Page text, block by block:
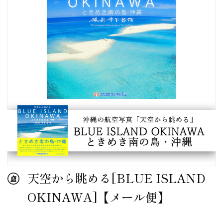
天空から眺める[BLUE ISLAND
OKINAWA]【メール便】